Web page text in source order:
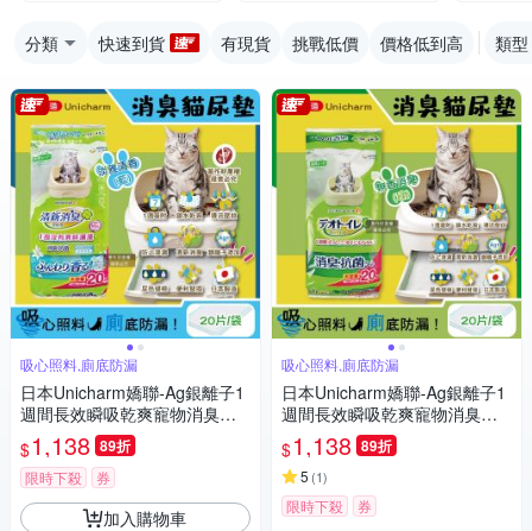
分類 快速到貨 有現貨 挑戰低價 價格低到高 類型
吸心照料,廁底防漏
日本Unicharm嬌聯-Ag銀離子1
週間長效瞬吸乾爽寵物消臭大
師貓尿墊20片/袋-淡雅清香(藍)
(大容量吸水防滲漏貓尿布,可觀
察尿色貓潔墊補充包,本品不含
貓砂盆)
$1,138 89折
限時下殺 券
加入購物車
吸心照料,廁底防漏
日本Unicharm嬌聯-Ag銀離子1
週間長效瞬吸乾爽寵物消臭大
師貓尿墊20片/袋-無香消臭(綠)
(大容量吸水防滲漏貓尿布,可觀
察尿色貓潔墊補充包,本品不含
貓砂盆)
$1,138 89折
5 (1)
限時下殺 券